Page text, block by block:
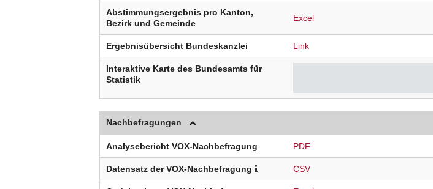
Abstimmungsergebnis pro Kanton,
Bezirk und Gemeinde
Excel
Ergebnisübersicht Bundeskanzlei Link
Interaktive Karte des Bundesamts für
Statistik
Nachbefragungen
Analysebericht VOX-Nachbefragung PDF
Datensatz der VOX-Nachbefragung CSV